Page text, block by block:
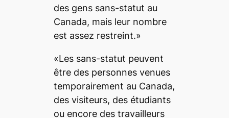
des gens sans-statut au
Canada, mais leur nombre
est assez restreint.»
«Les sans-statut peuvent
être des personnes venues
temporairement au Canada,
des visiteurs, des étudiants
ou encore des travailleurs